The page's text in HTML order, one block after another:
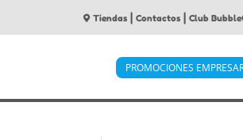
Tiendas| Contactos| Club
PROMOCIONES